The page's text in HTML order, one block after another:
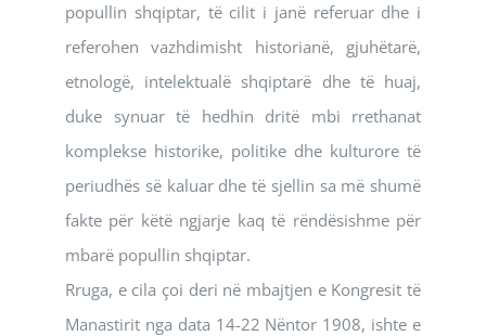
popullin shqiptar, të cilit i janë referuar dhe i
referohen vazhdimisht historianë, gjuhëtarë,
etnologë, intelektualë shqiptarë dhe të huaj,
duke synuar të hedhin dritë mbi rrethanat
komplekse historike, politike dhe kulturore të
periudhës së kaluar dhe të sjellin sa më shumë
fakte për këtë ngjarje kaq të rëndësishme për
mbarë popullin shqiptar.
Rruga, e cila çoi deri në mbajtjen e Kongresit të
Manastirit nga data 14-22 Nëntor 1908, ishte e